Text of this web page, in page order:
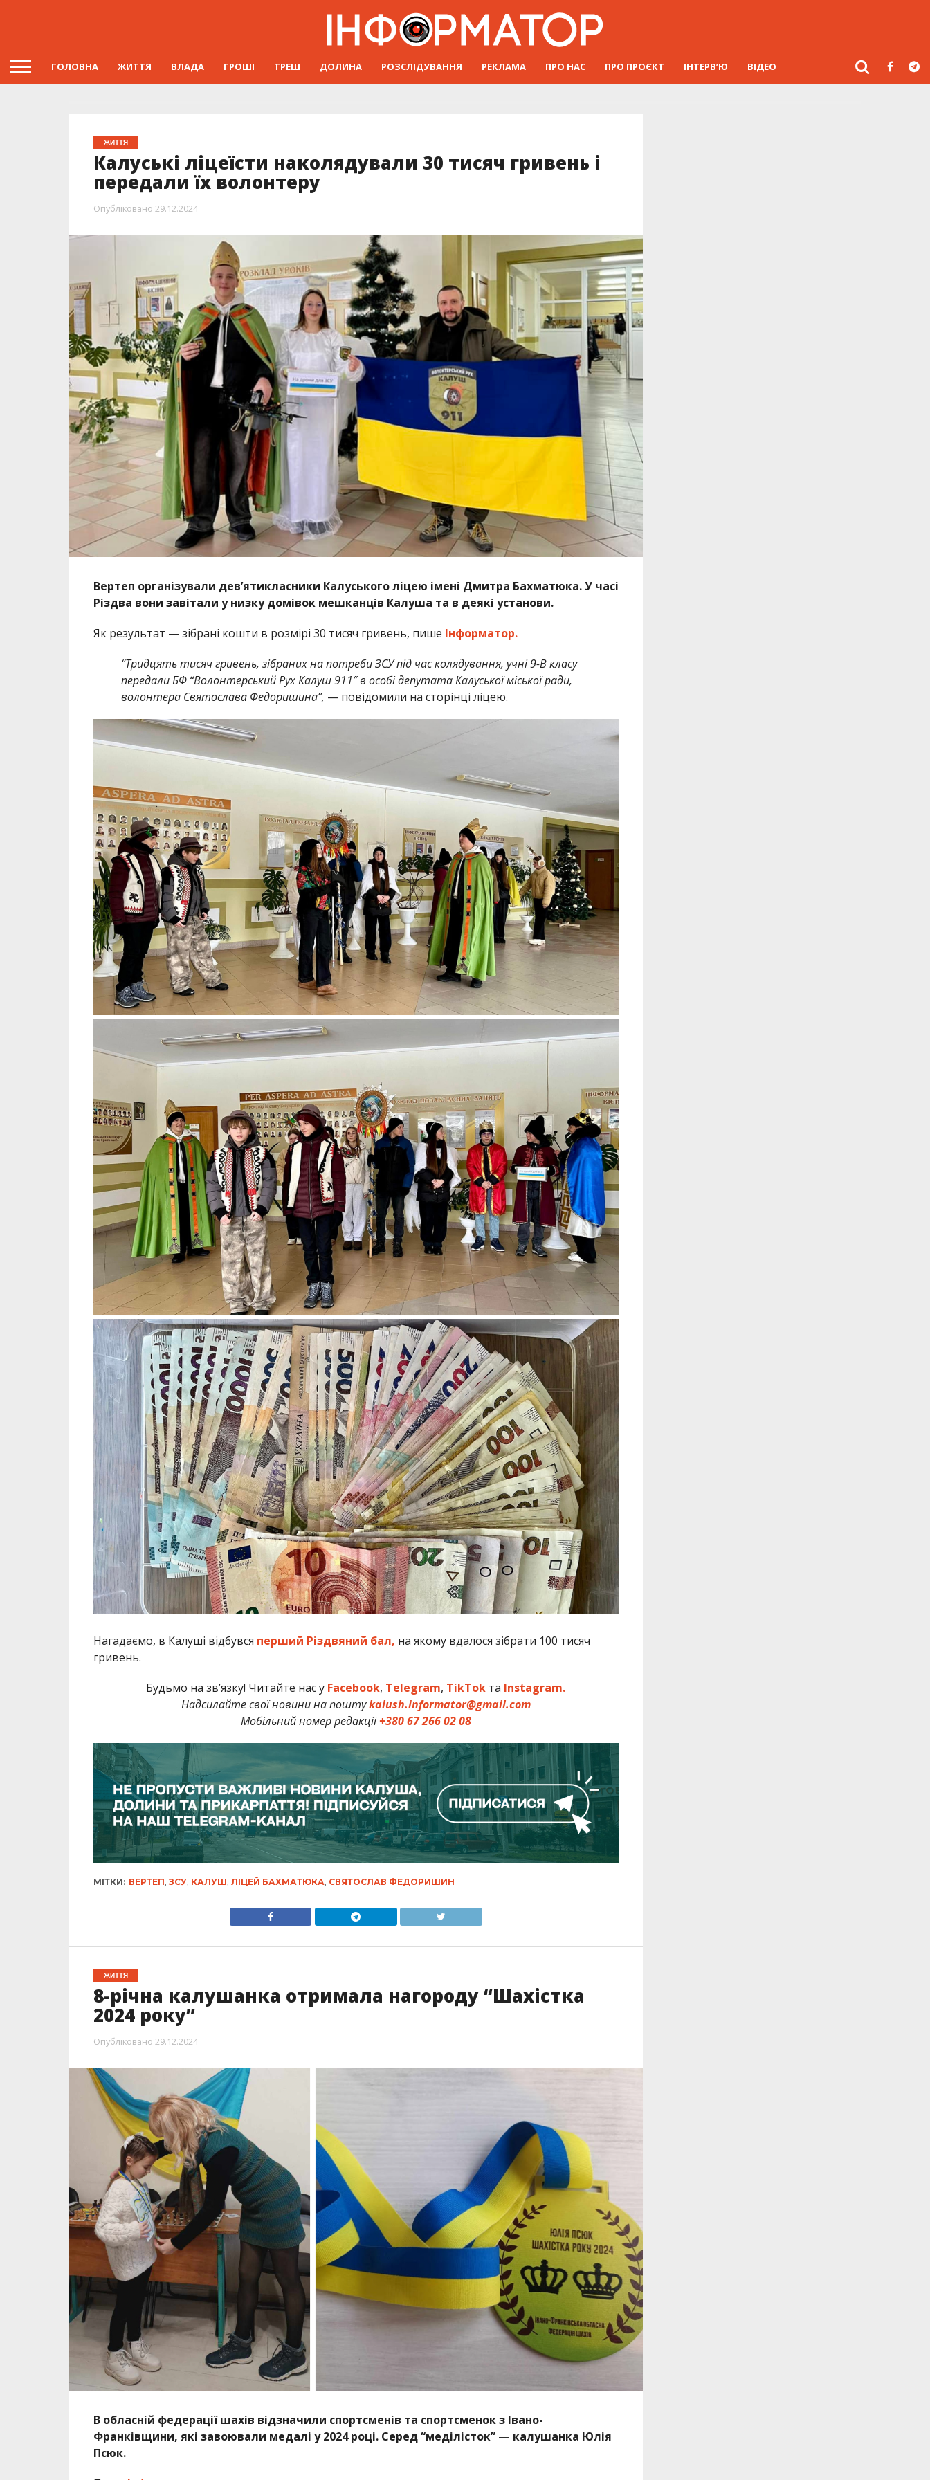
ГОЛОВНА ЖИТТЯ ВЛАДА ГРОШІ ТРЕШ ДОЛИНА РОЗСЛІДУВАННЯ РЕКЛАМА ПРО НАС ПРО ПРОЄКТ ІНТЕРВ’Ю ВІДЕО
ЖИТТЯ
Калуські ліцеїсти наколядували 30 тисяч гривень і
передали їх волонтеру
Опубліковано 29.12.2024
Вертеп організували дев’ятикласники Калуського ліцею імені Дмитра Бахматюка. У часі
Різдва вони завітали у низку домівок мешканців Калуша та в деякі установи.
Як результат — зібрані кошти в розмірі 30 тисяч гривень, пише Інформатор.
“Тридцять тисяч гривень, зібраних на потреби ЗСУ під час колядування, учні 9-В класу
передали БФ “Волонтерський Рух Калуш 911″ в особі депутата Калуської міської ради,
волонтера Святослава Федоришина”, — повідомили на сторінці ліцею.
Нагадаємо, в Калуші відбувся перший Різдвяний бал, на якому вдалося зібрати 100 тисяч
гривень.
Будьмо на зв’язку! Читайте нас у Facebook, Telegram, TikTok та Instagram.
Надсилайте свої новини на поштуkalush.informator@gmail.com
Мобільний номер редакції+380 67 266 02 08
МІТКИ: ВЕРТЕП, ЗСУ, КАЛУШ, ЛІЦЕЙ БАХМАТЮКА, СВЯТОСЛАВ ФЕДОРИШИН
ЖИТТЯ
8-річна калушанка отримала нагороду “Шахістка
2024 року”
Опубліковано 29.12.2024
В обласній федерації шахів відзначили спортсменів та спортсменок з Івано-
Франківщини, які завоювали медалі у 2024 році. Серед “меділісток” — калушанка Юлія
Псюк.